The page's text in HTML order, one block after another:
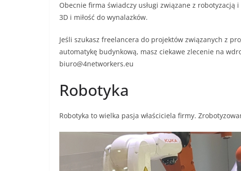
Obecnie firma świadczy usługi związane z
3D i miłość do wynalazków.
Jeśli szukasz freelancera do projektów związanych z
automatykę budynkową, masz ciekawe zlecenie na
biuro@4networkers.eu
Robotyka
Robotyka to wielka pasja właściciela firmy.